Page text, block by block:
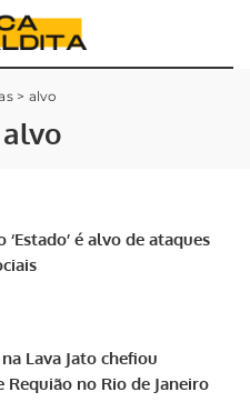
> alvo
alvo
‘Estado’ é alvo de ataques
Lava Jato chefiou
Requião no Rio de Janeiro